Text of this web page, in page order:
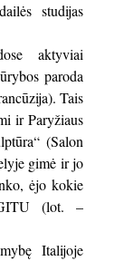
studijas
aktyviai
paroda
Tais
ir Paryžiaus
(Salon
gimė ir jo
ėjo kokie
(lot. –
Italijoje